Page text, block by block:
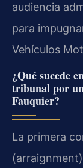
audiencia
para
Vehículos
¿Qué sucede
tribunal por
Fauquier?
La primera